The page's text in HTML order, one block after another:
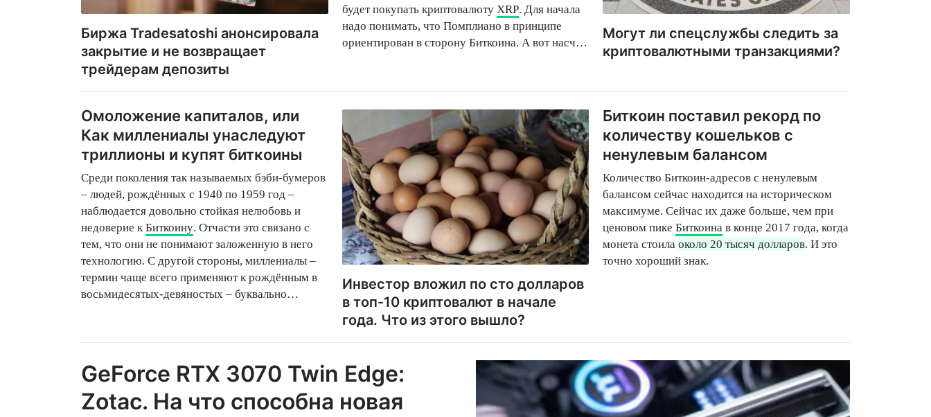
Биржа Tradesatoshi анонсировала
закрытие и не возвращает
трейдерам депозиты
будет покупать криптовалюту XRP. Для начала
надо понимать, что Помплиано в принципе
ориентирован в сторону Биткоина. А вот насчёт
Могут ли спецслужбы следить за
криптовалютными транзакциями?
Омоложение капиталов, или
Как миллениалы унаследуют
триллионы и купят биткоины
Среди поколения так называемых бэби-бумеров
– людей, рождённых с 1940 по 1959 год –
наблюдается довольно стойкая нелюбовь и
недоверие к Биткоину. Отчасти это связано с
тем, что они не понимают заложенную в него
технологию. С другой стороны, миллениалы –
термин чаще всего применяют к рождённым в
восьмидесятых-девяностых – буквально
Инвестор вложил по сто долларов
в топ-10 криптовалют в начале
года. Что из этого вышло?
Биткоин поставил рекорд по
количеству кошельков с
ненулевым балансом
Количество Биткоин-адресов с ненулевым
балансом сейчас находится на историческом
максимуме. Сейчас их даже больше, чем при
ценовом пикеБиткоина в конце 2017 года, когда
монета стоилаоколо 20 тысяч долларов. И это
точно хороший знак.
GeForce RTX 3070 Twin Edge:
Zotac. На что способна новая